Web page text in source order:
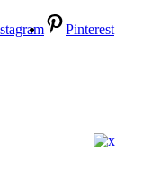
Pinterest